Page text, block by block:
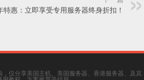
特惠：立即享受专用服务器终身折扣！
仅分享美国主机、美国服务器、香港服务器、及其